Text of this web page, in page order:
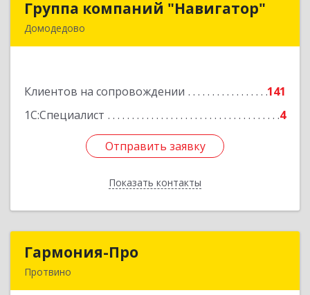
Группа компаний "Навигатор"
Домодедово
Клиентов на сопровождении
141
1С:Специалист
4
Отправить заявку
Показать контакты
Группа компаний "Навигатор"
Подробнее
Отправить заявку
Назад
Гармония-Про
Протвино